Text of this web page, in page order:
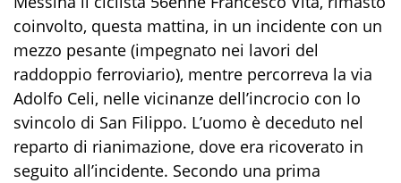
coinvolto, questa mattina, in un incidente con un
mezzo pesante (impegnato nei lavori del
raddoppio ferroviario), mentre percorreva la via
Adolfo Celi, nelle vicinanze dell’incrocio con lo
svincolo di San Filippo. L’uomo è deceduto nel
reparto di rianimazione, dove era ricoverato in
seguito all’incidente. Secondo una prima